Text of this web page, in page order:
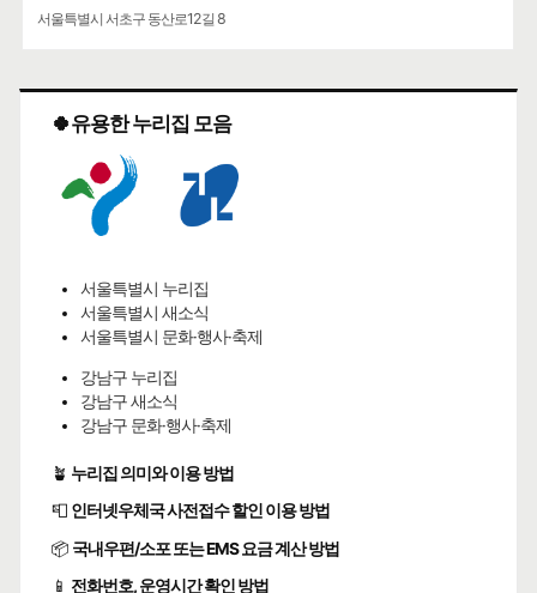
서울특별시 서초구 동산로12길 8
🍀유용한 누리집 모음
서울특별시 누리집
서울특별시 새소식
서울특별시 문화·행사·축제
강남구 누리집
강남구 새소식
강남구 문화·행사·축제
🪴 누리집 의미와 이용 방법
📮 인터넷우체국 사전접수 할인 이용 방법
📦 국내우편/소포 또는 EMS 요금 계산 방법
📱 전화번호, 운영시간 확인 방법